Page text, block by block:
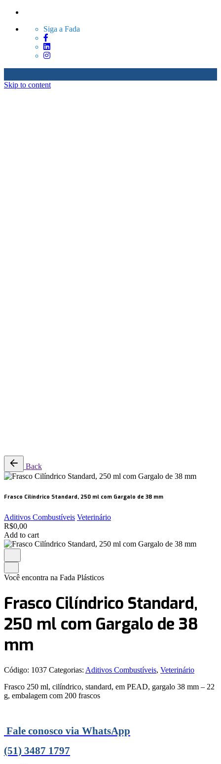
Siga a Fada
Skip to content
Back
Frasco Cilíndrico Standard, 250 ml com Gargalo de 38 mm
Aditivos Combustíveis Veterinário
R$0,00
Add to cart
Você encontra na Fada Plásticos
Frasco Cilíndrico Standard,
250 ml com Gargalo de 38
mm
Código: 1037 Categorias: Aditivos Combustíveis, Veterinário
Frasco 250 ml, cilíndrico, standard, em PEAD, gargalo 38 mm – 22
g, embalagem com 200 frascos
Fale conosco via WhatsApp
(51) 3487 1797